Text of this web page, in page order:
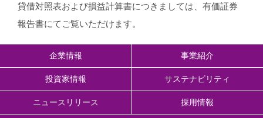
貸借対照表および損益計算書につきましては、有価証券
報告書にてご覧いただけます。
企業情報 事業紹介
投資家情報 サステナビリティ
ニュースリリース 採用情報